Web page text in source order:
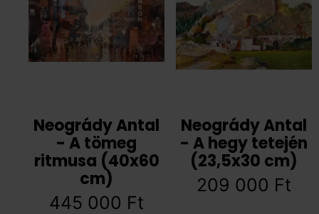
Neogrády Antal
- A tömeg
ritmusa (40x60
cm)
445 000 Ft
Neogrády Antal
- A hegy tetején
(23,5x30 cm)
209 000 Ft